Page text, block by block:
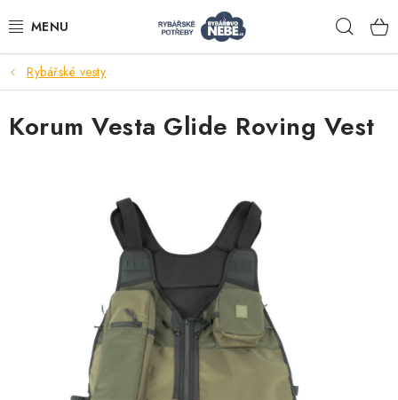
na
Akce
Navijáky
Nástrahy a krmení
Tašky a obaly
Rybářské vesty
Korum Vesta Glide Roving Vest